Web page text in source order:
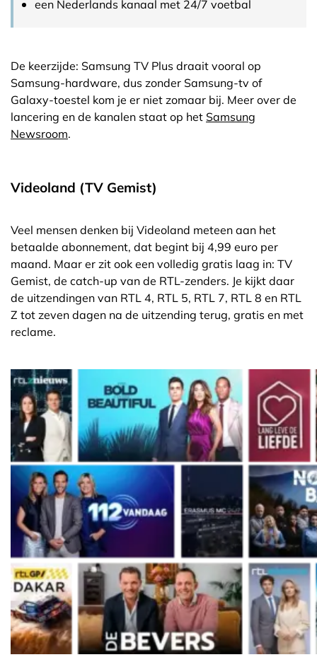
een Nederlands kanaal met 24/7 voetbal
De keerzijde: Samsung TV Plus draait vooral op
Samsung-hardware, dus zonder Samsung-tv of
Galaxy-toestel kom je er niet zomaar bij. Meer over de
lancering en de kanalen staat op het Samsung
Newsroom.
Videoland (TV Gemist)
Veel mensen denken bij Videoland meteen aan het
betaalde abonnement, dat begint bij 4,99 euro per
maand. Maar er zit ook een volledig gratis laag in: TV
Gemist, de catch-up van de RTL-zenders. Je kijkt daar
de uitzendingen van RTL 4, RTL 5, RTL 7, RTL 8 en RTL
Z tot zeven dagen na de uitzending terug, gratis en met
reclame.